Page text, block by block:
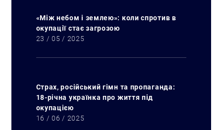
«Між небом і землею»: коли спротив в
окупації стає загрозою
23 / 05 / 2025
Страх, російський гімн та пропаганда:
18-річна українка про життя під
окупацією
16 / 06 / 2025